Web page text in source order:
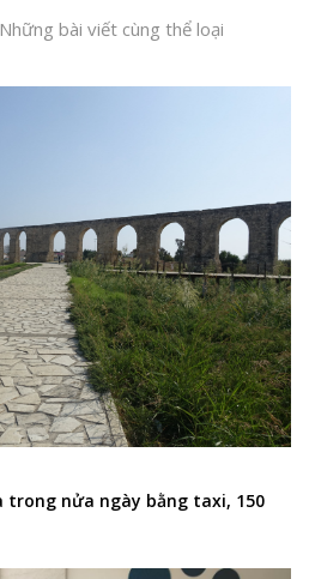
Những bài viết cùng thể loại
trong nửa ngày bằng taxi, 150